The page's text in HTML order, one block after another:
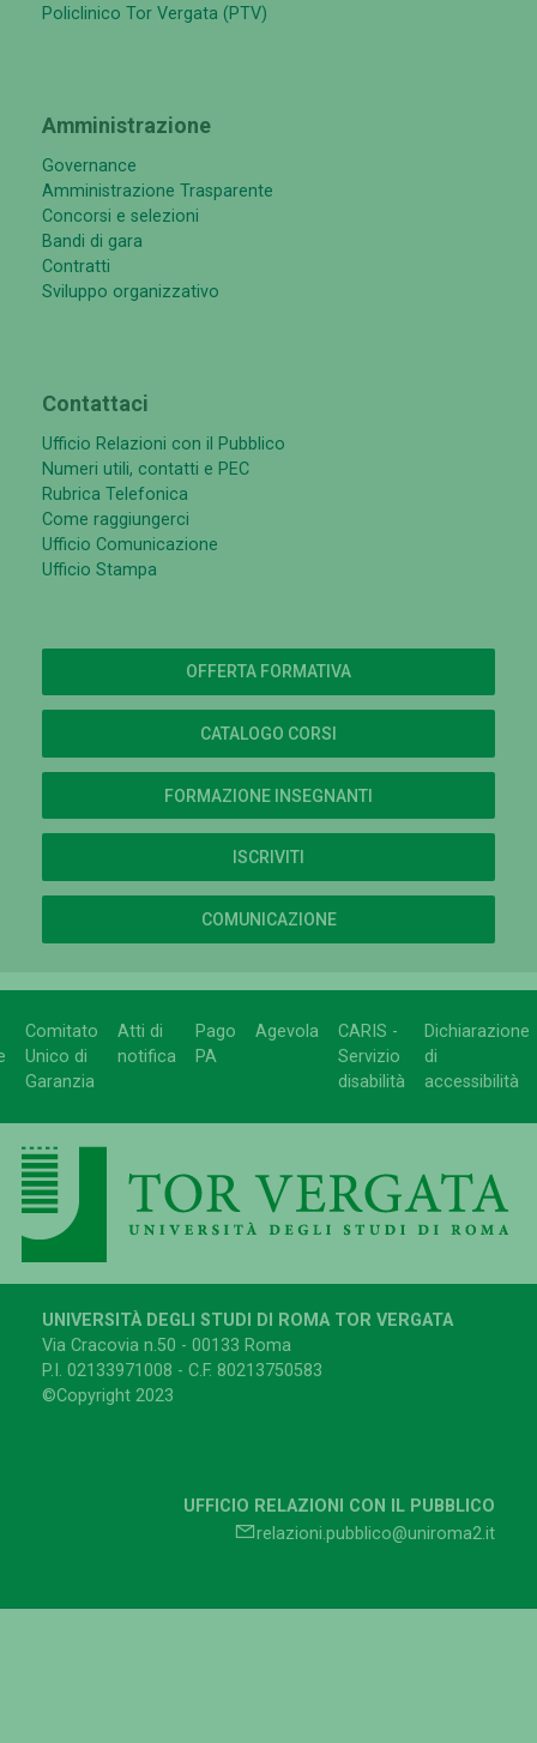
Policlinico Tor Vergata (PTV)
Amministrazione
Governance
Amministrazione Trasparente
Concorsi e selezioni
Bandi di gara
Contratti
Sviluppo organizzativo
Contattaci
Ufficio Relazioni con il Pubblico
Numeri utili, contatti e PEC
Rubrica Telefonica
Come raggiungerci
Ufficio Comunicazione
Ufficio Stampa
OFFERTA FORMATIVA
CATALOGO CORSI
FORMAZIONE INSEGNANTI
ISCRIVITI
COMUNICAZIONE
Comitato
Unico di
Garanzia
Atti di
notifica
Pago
PA
Agevola
CARIS -
Servizio
disabilità
Dichiarazione
di
accessibilità
UNIVERSITÀ DEGLI STUDI DI ROMA TOR VERGATA
Via Cracovia n.50 - 00133 Roma
P.I. 02133971008 - C.F. 80213750583
©Copyright 2023
UFFICIO RELAZIONI CON IL PUBBLICO
relazioni.pubblico@uniroma2.it